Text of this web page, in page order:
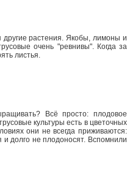
другие растения. Якобы, лимоны и
очень "ревнивы". Когда за
листья.
Всё просто: плодовое
культуры есть в цветочных
они не всегда приживаются:
долго не плодоносят. Вспомнили